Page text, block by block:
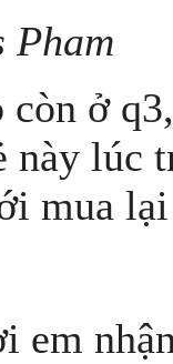
Pham
ở
lúc
mua
em